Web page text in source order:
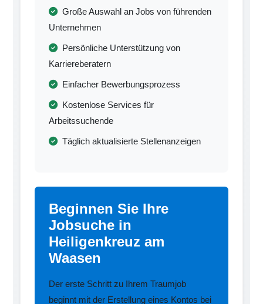
Große Auswahl an Jobs von führenden
Unternehmen
Persönliche Unterstützung von
Karriereberatern
Einfacher Bewerbungsprozess
Kostenlose Services für
Arbeitssuchende
Täglich aktualisierte Stellenanzeigen
Beginnen Sie Ihre
Jobsuche in
Heiligenkreuz am
Waasen
Der erste Schritt zu Ihrem Traumjob
beginnt mit der Erstellung eines Kontos bei